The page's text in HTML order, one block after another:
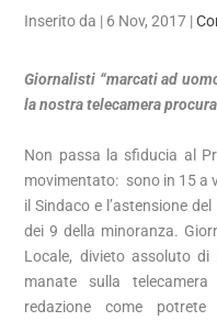
Inserito da | 6 Nov, 2017 |
Giornalisti “marcati ad
la nostra telecamera
Non passa la sfiducia al
movimentato: sono in 15 a
il Sindaco e l’astensione
dei 9 della minoranza.
Locale, divieto assoluto
manate sulla
redazione come